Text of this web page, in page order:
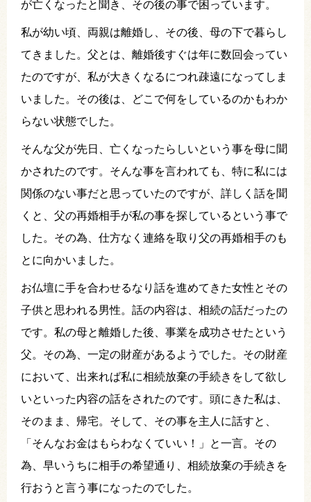
が亡くなったと聞き、その後の事で困っています。
私が幼い頃、両親は離婚し、その後、母の下で暮らし
てきました。父とは、離婚後すぐは年に数回会ってい
たのですが、私が大きくなるにつれ疎遠になってしま
いました。その後は、どこで何をしているのかもわか
らない状態でした。
そんな父が先日、亡くなったらしいという事を母に聞
かされたのです。そんな事を言われても、特に私には
関係のない事だと思っていたのですが、詳しく話を聞
くと、父の再婚相手が私の事を探しているという事で
した。その為、仕方なく連絡を取り父の再婚相手のも
とに向かいました。
お仏壇に手を合わせるなり話を進めてきた女性とその
子供と思われる男性。話の内容は、相続の話だったの
です。私の母と離婚した後、事業を成功させたという
父。その為、一定の財産があるようでした。その財産
において、出来れば私に相続放棄の手続きをして欲し
いといった内容の話をされたのです。頭にきた私は、
そのまま、帰宅。そして、その事を主人に話すと、
「そんなお金はもらわなくていい！」と一言。その
為、早いうちに相手の希望通り、相続放棄の手続きを
行おうと言う事になったのでした。